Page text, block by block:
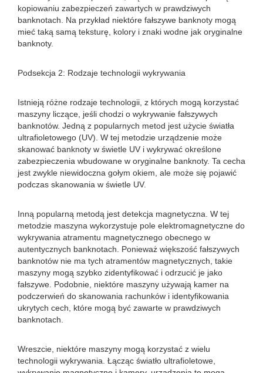
kopiowaniu zabezpieczeń zawartych w prawdziwych
banknotach. Na przykład niektóre fałszywe banknoty mogą
mieć taką samą teksturę, kolory i znaki wodne jak oryginalne
banknoty.
Podsekcja 2: Rodzaje technologii wykrywania
Istnieją różne rodzaje technologii, z których mogą korzystać
maszyny liczące, jeśli chodzi o wykrywanie fałszywych
banknotów. Jedną z popularnych metod jest użycie światła
ultrafioletowego (UV). W tej metodzie urządzenie może
skanować banknoty w świetle UV i wykrywać określone
zabezpieczenia wbudowane w oryginalne banknoty. Ta cecha
jest zwykle niewidoczna gołym okiem, ale może się pojawić
podczas skanowania w świetle UV.
Inną popularną metodą jest detekcja magnetyczna. W tej
metodzie maszyna wykorzystuje pole elektromagnetyczne do
wykrywania atramentu magnetycznego obecnego w
autentycznych banknotach. Ponieważ większość fałszywych
banknotów nie ma tych atramentów magnetycznych, takie
maszyny mogą szybko zidentyfikować i odrzucić je jako
fałszywe. Podobnie, niektóre maszyny używają kamer na
podczerwień do skanowania rachunków i identyfikowania
ukrytych cech, które mogą być zawarte w prawdziwych
banknotach.
Wreszcie, niektóre maszyny mogą korzystać z wielu
technologii wykrywania. Łącząc światło ultrafioletowe,